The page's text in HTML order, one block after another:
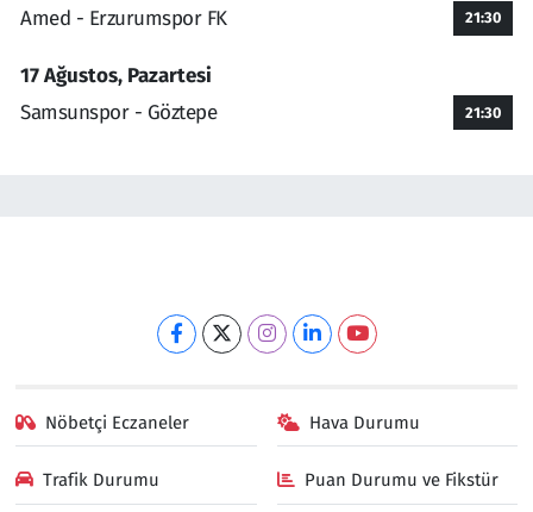
Amed - Erzurumspor FK 21:30
17 Ağustos, Pazartesi
Samsunspor - Göztepe
21:30
Nöbetçi Eczaneler Hava Durumu
Trafik Durumu Puan Durumu ve Fikstür